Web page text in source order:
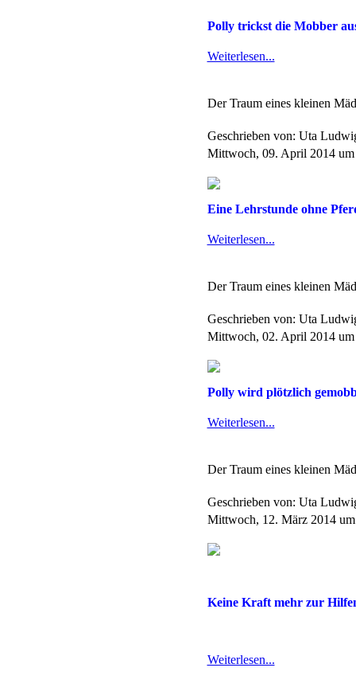
Polly trickst die Mobber
Weiterlesen...
Der Traum eines kleinen
Geschrieben von: Uta
Mittwoch, 09. April 2014 um
Eine Lehrstunde ohne
Weiterlesen...
Der Traum eines kleinen
Geschrieben von: Uta
Mittwoch, 02. April 2014 um
Polly wird plötzlich
Weiterlesen...
Der Traum eines kleinen
Geschrieben von: Uta
Mittwoch, 12. März 2014
Keine Kraft mehr zur
Weiterlesen...